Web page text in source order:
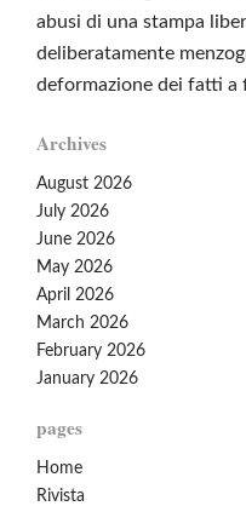
abusi di una stampa
deliberatamente
deformazione dei fatti a
Archives
August 2026
July 2026
June 2026
May 2026
April 2026
March 2026
February 2026
January 2026
pages
Home
Rivista